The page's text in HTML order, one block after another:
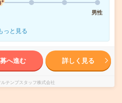
男性
っと見る
へ進む 詳しく見る
テンプスタッフ株式会社